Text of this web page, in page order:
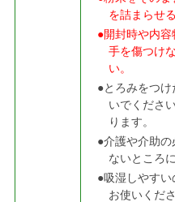
を詰まらせ
●開封時や内
手を傷つけ
い。
●とろみをつ
いでくださ
ります。
●介護や介助
ないところ
●吸湿しやすい
お使いくださ